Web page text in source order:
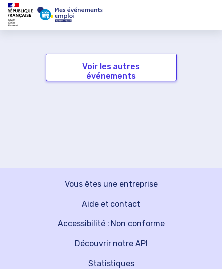
Voir les autres
événements
Vous êtes une entreprise
Découvrir notre API
Aide et contact
Statistiques
Accessibilité : Non conforme